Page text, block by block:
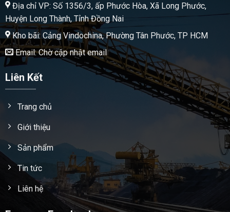
Địa chỉ VP: Số 1356/3, ấp Phước Hòa, Xã Long Phước,
Huyện Long Thành, Tỉnh Đồng Nai
Kho bãi: Cảng Vindochina, Phường Tân Phước, TP HCM
Email: Chờ cập nhật email
Liên Kết
Trang chủ
Giới thiệu
Sản phẩm
Tin tức
Liên hệ